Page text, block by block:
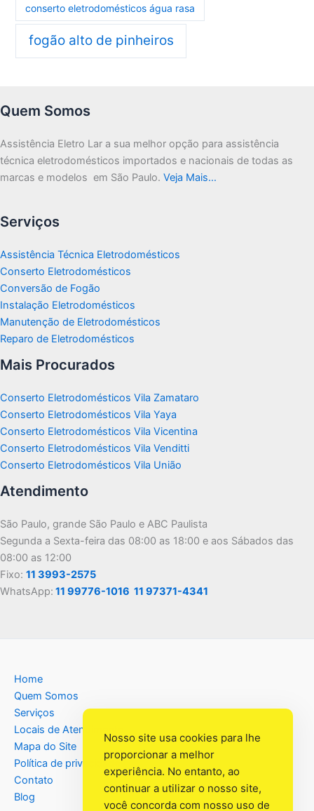
conserto eletrodomésticos água rasa
fogão alto de pinheiros
Quem Somos
Assistência Eletro Lar a sua melhor opção para assistência
técnica eletrodomésticos importados e nacionais de todas as
marcas e modelos em São Paulo. Veja Mais…
Serviços
Assistência Técnica Eletrodomésticos
Conserto Eletrodomésticos
Conversão de Fogão
Instalação Eletrodomésticos
Manutenção de Eletrodomésticos
Reparo de Eletrodomésticos
Mais Procurados
Conserto Eletrodomésticos Vila Zamataro
Conserto Eletrodomésticos Vila Yaya
Conserto Eletrodomésticos Vila Vicentina
Conserto Eletrodomésticos Vila Venditti
Conserto Eletrodomésticos Vila União
Atendimento
São Paulo, grande São Paulo e ABC Paulista
Segunda a Sexta-feira das 08:00 as 18:00 e aos Sábados das
08:00 as 12:00
Fixo: 11 3993-2575
WhatsApp: 11 99776-1016 11 97371-4341
Home
Quem Somos
Serviços
Locais de Atendimento
Mapa do Site
Política de privacidade
Contato
Blog
Nosso site usa cookies para lhe
proporcionar a melhor
experiência. No entanto, ao
continuar a utilizar o nosso site,
você concorda com nosso uso de